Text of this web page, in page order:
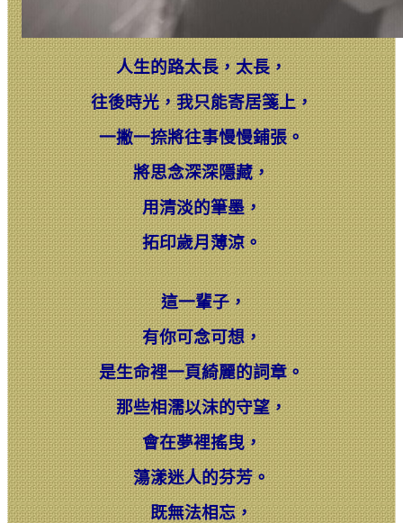
人生的路太長，太長，
往後時光，我只能寄居箋上，
一撇一捺將往事慢慢鋪張。
將思念深深隱藏，
用清淡的筆墨，
拓印歲月薄涼。
這一輩子，
有你可念可想，
是生命裡一頁綺麗的詞章。
那些相濡以沫的守望，
會在夢裡搖曳，
蕩漾迷人的芬芳。
既無法相忘，